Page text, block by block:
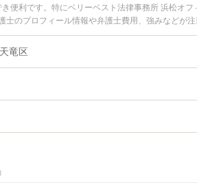
便利です。特にベリーベスト法律事務所 浜松オ
のプロフィール情報や弁護士費用、強みなどが
ブル解決の実績豊富な近くの弁護士を検索した
。
竜区
)